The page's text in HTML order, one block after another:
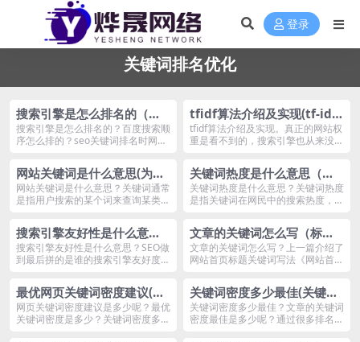
登录
关键词排名优化
搜索引擎是怎么排名的（百
度搜索排名是怎么算的）
搜索引擎是怎么排名的？百度搜索顺
序怎么排的？seo关键词排名时网站
tfidf算法介绍及实现(tf-idf
是什么的一种经典算法)
tfidf算法介绍及实现。真正的网站权
重是看不到的，搜索引擎也从来没给
网站关键词是什么意思(为什
么要做关键词排名优化)
网站关键词是什么意思？关键词通常
是指用户搜索的某个词来查询某类结
关键词热度是什么意思（如
何查看关键词热度）
关键词热度是什么意思？关键词热度
是指关键词在网民中的搜索热度，也
搜索引擎友好性是什么意思
（有收录不一定有排名）
搜索引擎友好性是什么意思？SEO做
到最后拼的是谁的搜索引擎友好度
文章的关键词怎么写（标题
关键词怎么排写）
文章的关键词怎么写？上一篇介绍了
网站首页标题关键词写法《网站首页
最优网页关键词密度建议(关
键词密度多少合适最佳范围)
网页关键词密度建议是多少呢？最优
关键词密度是多少？关键词密度多少
关键词密度多少最佳(关键词
密度比较合适的范围是多少)
关键词密度多少最佳？文章的关键词
密度最佳是多少呢？通过很多排名比